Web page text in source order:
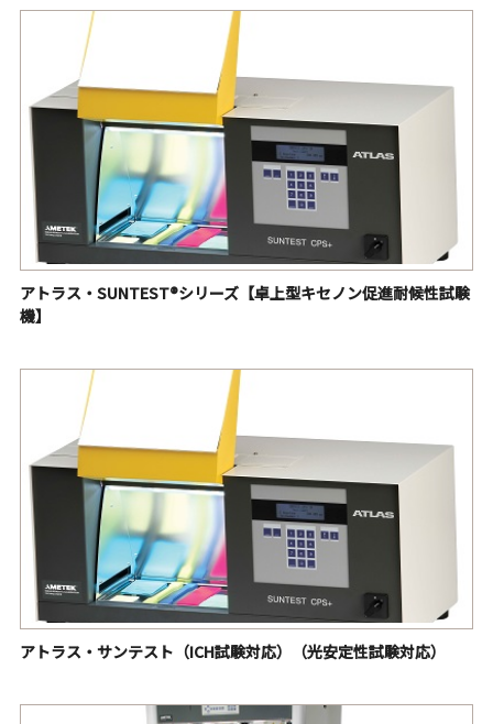
アトラス・SUNTEST®シリーズ【卓上型キセノン促進耐候性試験
機】
アトラス・サンテスト（ICH試験対応）（光安定性試験対応）